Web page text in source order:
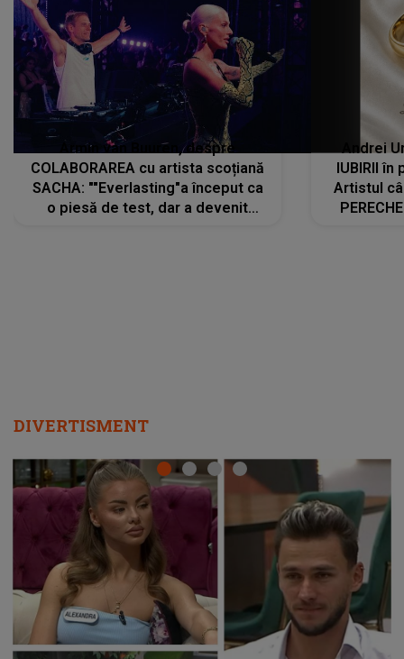
Armin van Buuren, despre
COLABORAREA cu artista scoțiană
SACHA: ""Everlasting"a început ca
o piesă de test, dar a devenit
Andrei
IUBIRII
Artistul
DIVERTISMENT